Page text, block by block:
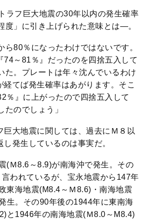
ラフ巨大地震の30年以内の発生確率
度」に引き上げられた意味とは―。
ら80％になったわけではないです。
74～81％』だったのを四捨五入して
た。プレートは年々沈んでいるわけ
経てば発生確率はあがります。そこ
％』に上がったので四捨五入して
たのでしょう」
巨大地震に関しては、過去にＭ８以
し発生しているのは事実だ。
(Ｍ8.6～8.9)が南海沖で発生。その
われているが、宝永地震から147年
東海地震(M8.4～Ｍ8.6)・南海地震
生。その90年後の1944年に東南海
と1946年の南海地震(Ｍ8.0～M8.4)